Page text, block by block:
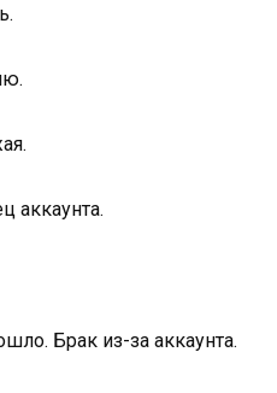
аккаунта.
Брак из-за аккаунта.